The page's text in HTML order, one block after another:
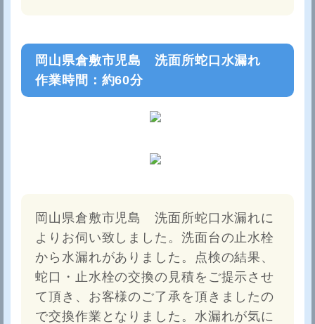
岡山県倉敷市児島 洗面所蛇口水漏れ
作業時間：約60分
岡山県倉敷市児島 洗面所蛇口水漏れに
よりお伺い致しました。洗面台の止水栓
から水漏れがありました。点検の結果、
蛇口・止水栓の交換の見積をご提示させ
て頂き、お客様のご了承を頂きましたの
で交換作業となりました。水漏れが気に